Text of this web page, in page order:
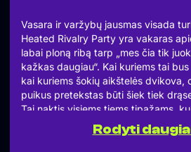
Vasara ir varžybų jausmas visada
Heated Rivalry Party yra vakaras
labai ploną ribą tarp „mes čia tik
kažkas daugiau“. Kai kuriems tai
kai kuriems šokių aikštelės dvikova,
puikus pretekstas būti šiek tiek
Tai naktis visiems tiems tipažams,
Tam, kuris nori būti labiausiai
apsimeta abejingu, nors akivaizdu,
Rodyti